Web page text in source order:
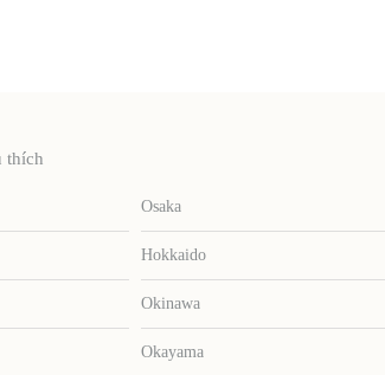
thích
Osaka
Hokkaido
Okinawa
Okayama